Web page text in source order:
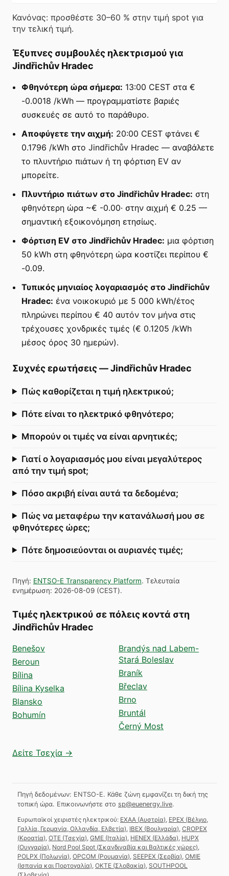
Κανόνας: προσθέστε 30–60 % στην τιμή spot για
την τελική τιμή.
Έξυπνες συμβουλές ηλεκτρισμού για
Jindřichův Hradec
Φθηνότερη ώρα σήμερα: 13:00 CEST στα €
-0.0018 /kWh — προγραμματίστε βαριές
συσκευές σε αυτό το παράθυρο.
Αποφύγετε την αιχμή: 20:00 CEST φτάνει €
0.1796 /kWh στο Jindřichův Hradec — αναβάλετε
το πλυντήριο πιάτων ή τη φόρτιση EV αν
μπορείτε.
Πλυντήριο πιάτων στο Jindřichův Hradec: στη
φθηνότερη ώρα ~€ -0.00· στην αιχμή € 0.25 —
σημαντική εξοικονόμηση ετησίως.
Φόρτιση EV στο Jindřichův Hradec: μια φόρτιση
50 kWh στη φθηνότερη ώρα κοστίζει περίπου €
-0.09.
Τυπικός μηνιαίος λογαριασμός στο Jindřichův
Hradec: ένα νοικοκυριό με 5 000 kWh/έτος
πληρώνει περίπου € 40 αυτόν τον μήνα στις
τρέχουσες χονδρικές τιμές (€ 0.1205 /kWh
μέσος όρος 30 ημερών).
Συχνές ερωτήσεις—Jindřichův Hradec
Πώς καθορίζεται η τιμή ηλεκτρικού;
Πότε είναι το ηλεκτρικό φθηνότερο;
Μπορούν οι τιμές να είναι αρνητικές;
Γιατί ο λογαριασμός μου είναι μεγαλύτερος
από την τιμή spot;
Πόσο ακριβή είναι αυτά τα δεδομένα;
Πώς να μεταφέρω την κατανάλωσή μου σε
φθηνότερες ώρες;
Πότε δημοσιεύονται οι αυριανές τιμές;
Πηγή: ENTSO-E Transparency Platform. Τελευταία
ενημέρωση: 2026-08-09 (CEST).
Τιμές ηλεκτρικού σε πόλεις κοντά στη
Jindřichův Hradec
Benešov
Beroun
Bílina
Bílina Kyselka
Blansko
Bohumín
Brandýs nad Labem-
Stará Boleslav
Braník
Břeclav
Brno
Bruntál
Černý Most
Δείτε Τσεχία →
Πηγή δεδομένων: ENTSO-E. Κάθε ζώνη εμφανίζει τη δική της
τοπική ώρα. Επικοινωνήστε στο sp@euenergy.live.
Ευρωπαϊκοί χειριστές ηλεκτρικού: EXAA (Αυστρία) EPEX (Βέλγιο,
Γαλλία, Γερμανία, Ολλανδία, Ελβετία) IBEX (Βουλγαρία) CROPEX
(Κροατία) OTE (Τσεχία) GME (Ιταλία) HENEX (Ελλάδα) HUPX
(Ουγγαρία) Nord Pool Spot (Σκανδιναβία και Βαλτικές χώρες)
POLPX (Πολωνία) OPCOM (Ρουμανία) SEEPEX (Σερβία) OMIE
(Ισπανία και Πορτογαλία) OKTE (Σλοβακία) SOUTHPOOL